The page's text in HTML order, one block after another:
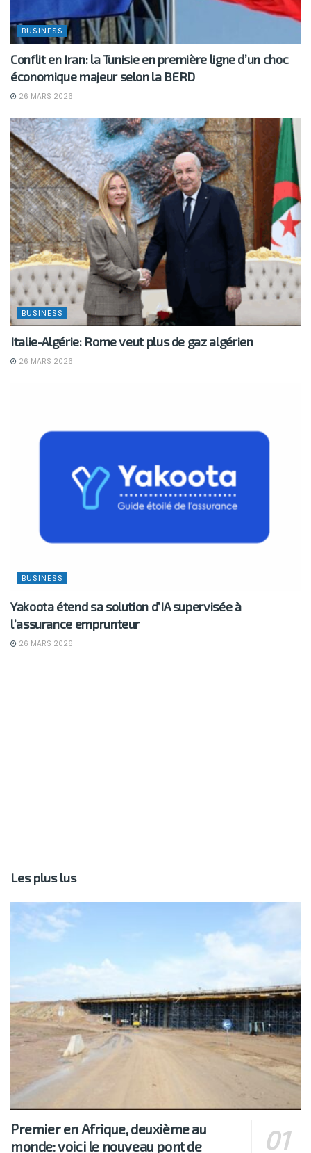
BUSINESS
Conflit en Iran: la Tunisie en première ligne d’un choc
économique majeur selon la BERD
26 MARS 2026
BUSINESS
Italie-Algérie: Rome veut plus de gaz algérien
26 MARS 2026
BUSINESS
Yakoota étend sa solution d’IA supervisée à
l’assurance emprunteur
26 MARS 2026
Les plus lus
Premier en Afrique, deuxième au
monde: voici le nouveau pont de